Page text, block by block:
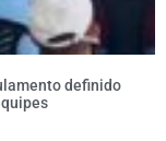
definido